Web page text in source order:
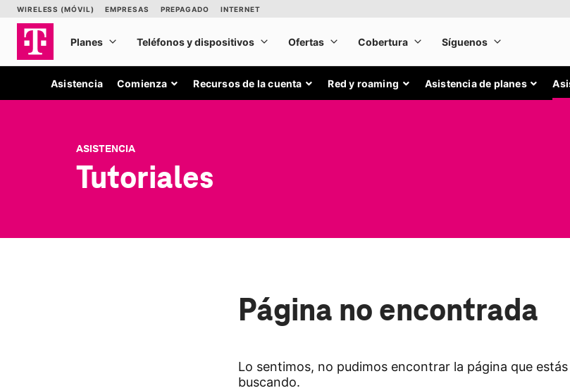
Asistencia Comienza Recursos de la cuenta Red y roaming Asistencia de planes
ASISTENCIA
Tutoriales